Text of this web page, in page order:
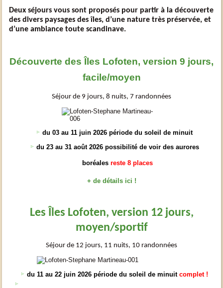
Deux séjours vous sont proposés pour partir à la découverte
des divers paysages des îles, d’une nature très préservée, et
d’une ambiance toute scandinave.
Découverte des Îles Lofoten, version 9 jours,
facile/moyen
Séjour de 9 jours, 8 nuits, 7 randonnées
du 03 au 11 juin 2026 période du soleil de minuit
du 23 au 31 août 2026 possibilité de voir des aurores
boréales reste 8 places
+ de détails ici !
Les Îles Lofoten, version 12 jours,
moyen/sportif
Séjour de 12 jours, 11 nuits, 10 randonnées
du 11 au 22 juin 2026 période du soleil de minuit complet !